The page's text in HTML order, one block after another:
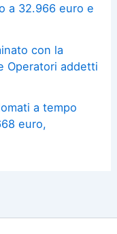
a 32.966 euro e
con la
Operatori addetti
a tempo
euro,